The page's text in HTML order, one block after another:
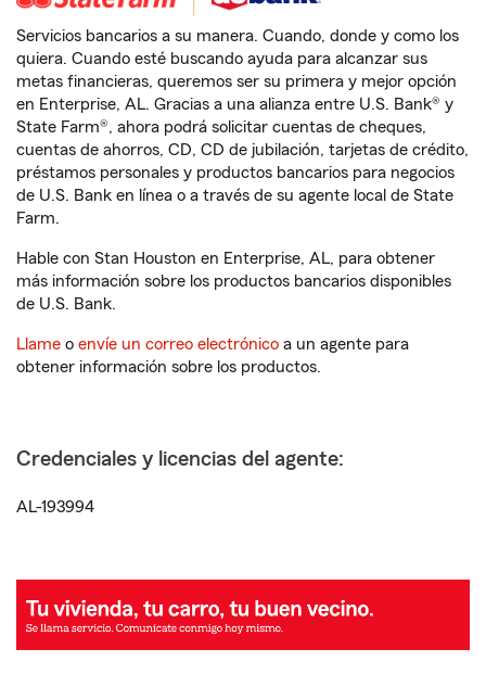
Servicios bancarios a su manera. Cuando, donde y como los
quiera. Cuando esté buscando ayuda para alcanzar sus
metas financieras, queremos ser su primera y mejor opción
en Enterprise, AL. Gracias a una alianza entre U.S. Bank® y
State Farm®, ahora podrá solicitar cuentas de cheques,
cuentas de ahorros, CD, CD de jubilación, tarjetas de crédito,
préstamos personales y productos bancarios para negocios
de U.S. Bank en línea o a través de su agente local de State
Farm.
Hable con Stan Houston en Enterprise, AL, para obtener
más información sobre los productos bancarios disponibles
de U.S. Bank.
Llame o envíe un correo electrónico a un agente para
obtener información sobre los productos.
Credenciales y licencias del agente:
AL-193994